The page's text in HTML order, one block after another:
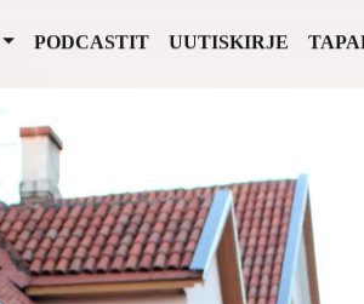
PODCASTIT UUTISKIRJE